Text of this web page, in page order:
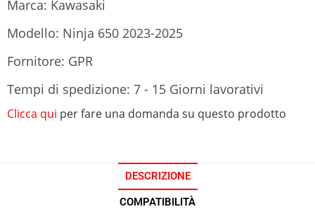
Marca: Kawasaki
Modello: Ninja 650 2023-2025
Fornitore: GPR
Tempi di spedizione: 7 - 15 Giorni lavorativi
Clicca qui per fare una domanda su questo prodotto
DESCRIZIONE
COMPATIBILITÀ